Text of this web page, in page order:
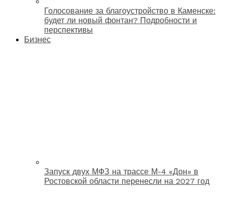
Голосование за благоустройство в Каменске:
будет ли новый фонтан? Подробности и
перспективы
Бизнес
Запуск двух МФЗ на трассе М-4 «Дон» в
Ростовской области перенесли на 2027 год